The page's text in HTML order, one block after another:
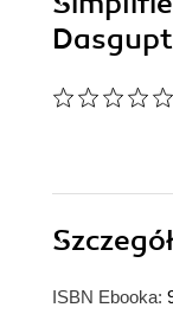
ISBN Ebooka: